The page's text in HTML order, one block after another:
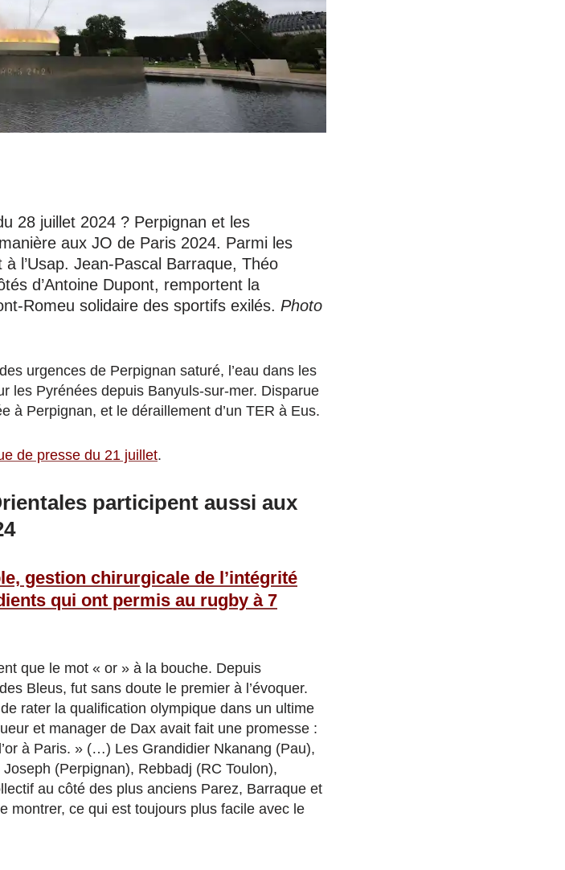
28 juillet 2024 ? Perpignan et les
aux JO de Paris 2024. Parmi les
l’Usap. Jean-Pascal Barraque, Théo
d’Antoine Dupont, remportent la
Romeu solidaire des sportifs exilés. Photo
urgences de Perpignan saturé, l’eau dans les
les Pyrénées depuis Banyuls-sur-mer. Disparue
à Perpignan, et le déraillement d’un TER à Eus.
de presse du 21 juillet.
participent aussi aux
gestion chirurgicale de l’intégrité
qui ont permis au rugby à 7
que le mot « or » à la bouche. Depuis
Bleus, fut sans doute le premier à l’évoquer.
rater la qualification olympique dans un ultime
et manager de Dax avait fait une promesse :
à Paris. » (…) Les Grandidier Nkanang (Pau),
(Perpignan), Rebbadj (RC Toulon),
au côté des plus anciens Parez, Barraque et
montrer, ce qui est toujours plus facile avec le